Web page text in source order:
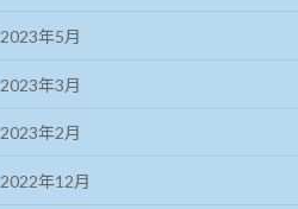
2023年5月
2023年3月
2023年2月
2022年12月